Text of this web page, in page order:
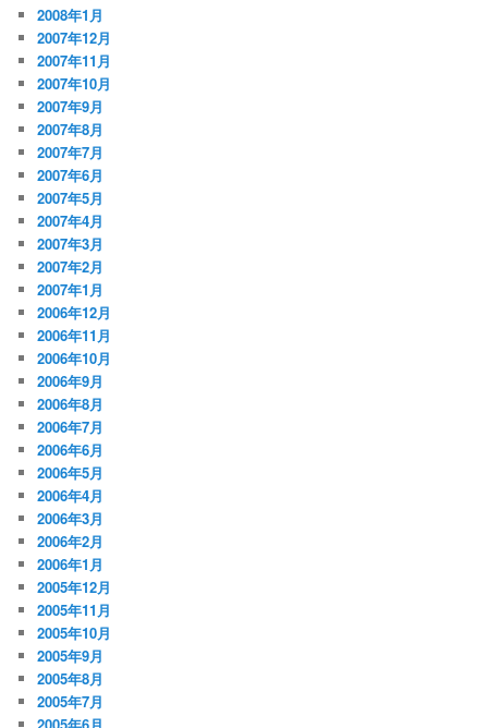
2008年1月
2007年12月
2007年11月
2007年10月
2007年9月
2007年8月
2007年7月
2007年6月
2007年5月
2007年4月
2007年3月
2007年2月
2007年1月
2006年12月
2006年11月
2006年10月
2006年9月
2006年8月
2006年7月
2006年6月
2006年5月
2006年4月
2006年3月
2006年2月
2006年1月
2005年12月
2005年11月
2005年10月
2005年9月
2005年8月
2005年7月